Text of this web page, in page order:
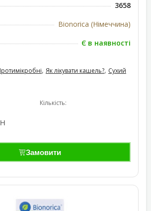
3658
Bionorica (Німеччина)
Є в наявності
, Як лікувати кашель?, Сухий
Кількість:
Замовити